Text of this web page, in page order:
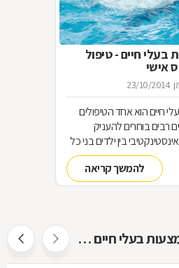
בעלי חיים - טיפול
אישי
23/10/2014
חיים הוא אחד הטיפולים
רבים בוחרים להעניק
בין ילדים בני כל
משמש בסיס מצוין ליצירת
רבה יותר, לאחריות כלפי
אהבה וחום ועוד-ועוד. הקשר
בתחום? בכתבה
להמשך קריאה
אנשים שחיפשו טיפול באמצעות בעלי חיים חיפשו גם